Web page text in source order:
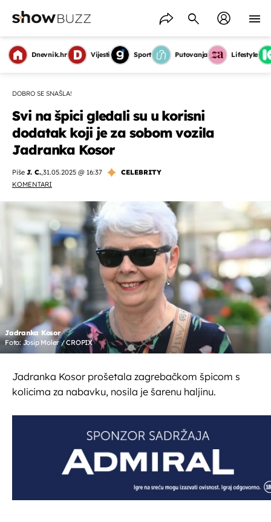
Dnevnik.hr Vijesti Sport Putovanja Lifestyle
DOBRO SE SNAŠLA!
Svi na špici gledali su u korisni
dodatak koji je za sobom vozila
Jadranka Kosor
Piše J. C.,31.05.2025 @ 16:37
CELEBRITY
KOMENTARI
Jadranka Kosor
Foto: Josip Moler / CROPIX
Jadranka Kosor prošetala zagrebačkom špicom s
kolicima za nabavku, nosila je šarenu haljinu.
OMOGUĆI OBAVIJESTI